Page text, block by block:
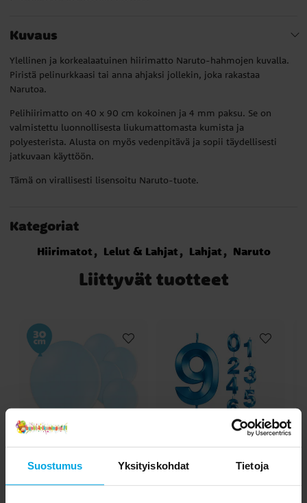
Suostumus Yksityiskohdat Tietoja
Kuvaus
Ylellinen ja korkealaatuinen hiirimatto Naruto-hahmojen kuvalla.
Piristä pelinurkkaasi tai anna ahjaksi jollekin, joka rakastaa
Narutoa.
Pelihiirimatto on 40 x 90 cm kokoinen ja 4 mm paksu. Se on
valmistettu luonnollisesta liukumattomasta kumista ja
polyesterista. Alusta on myös vedenpitävä ja sopii täydellisesti
jatkuvaan käyttöön.
Tämä on virallisesti lisensoitu Naruto-tuote.
Kategoriat
Hiirimatot Lelut & Lahjat Lahjat Naruto
Liittyvät tuotteet
Ilmapallot -
Vaaleansiniset 10 kpl
Kakkukynttilä sininen
metallic numero 0-9